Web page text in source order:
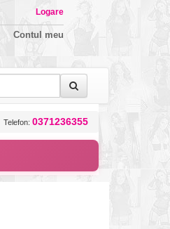
Logare
Contul meu
Telefon: 0371236355